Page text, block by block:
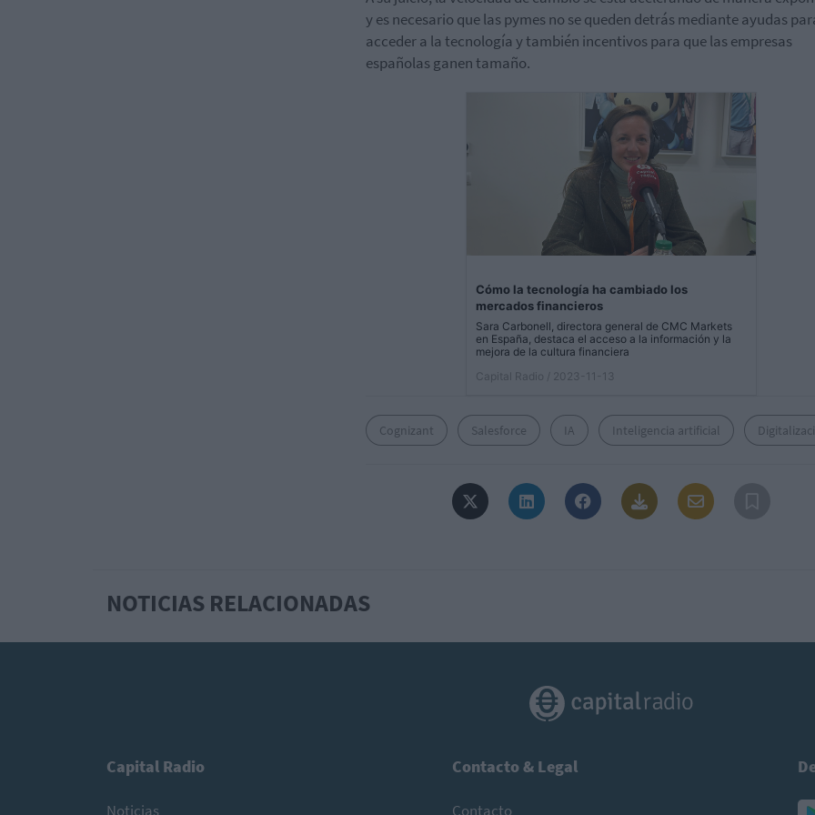
y es necesario que las pymes no se queden detrás mediante ayudas
acceder a la tecnología y también incentivos para que las empresas
españolas ganen tamaño.
Cómo la tecnología ha cambiado los
mercados financieros
Sara Carbonell, directora general de CMC Markets
en España, destaca el acceso a la información y la
mejora de la cultura financiera
Capital Radio
/ 2023-11-13
Cognizant Salesforce IA Inteligencia artificial
NOTICIAS RELACIONADAS
Capital Radio
Noticias
Contacto & Legal
Contacto